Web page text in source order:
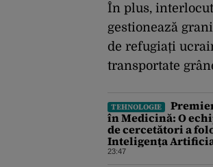
În plus,
gestionează
de refugiați
transportate
TEHNOLOGIE
în Medicină: O
de cercetători a
Inteligența
pentru a crea
23:47